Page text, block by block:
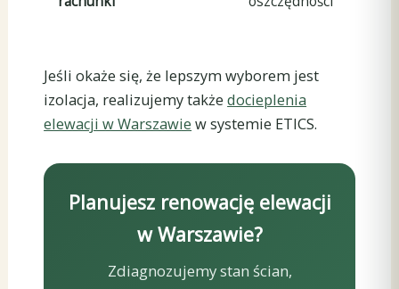
Jeśli okaże się, że lepszym wyborem jest
izolacja, realizujemy takżedocieplenia
elewacji w Warszawie w systemie ETICS.
Planujesz renowację elewacji
w Warszawie?
Zdiagnozujemy stan ścian,